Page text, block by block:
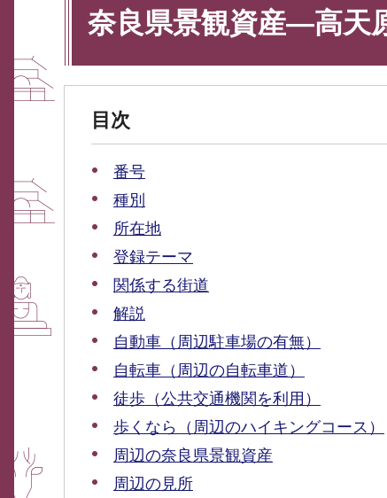
奈良県景観資産―高天
目次
番号
種別
所在地
登録テーマ
関係する街道
解説
自動車（周辺駐車場の有無）
自転車（周辺の自転車道）
徒歩（公共交通機関を利用）
歩くなら（周辺のハイキングコース）
周辺の奈良県景観資産
周辺の見所